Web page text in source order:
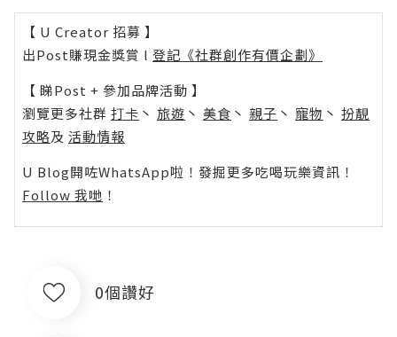
【 U Creator 招募 】
出Post賺現金獎賞 l 登記《社群創作有價企劃》
【 睇Post + 參加品牌活動 】
瀏覽更多社群 打卡 丶 旅遊 丶 美食 丶 親子 丶 寵物 丶 扮靚
攻略及 活動情報
U Blog開咗WhatsApp啦！發掘更多吃喝玩樂資訊！
Follow 我哋 ！
0個讚好